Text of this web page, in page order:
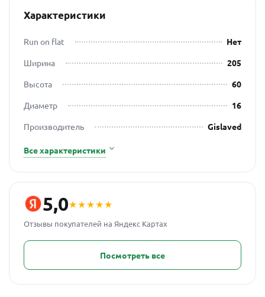
Характеристики
Run on flat
Нет
Ширина
205
Высота
60
Диаметр
16
Производитель
Gislaved
Все характеристики
5,0★★★★★
Отзывы покупателей на Яндекс Картах
Посмотреть все